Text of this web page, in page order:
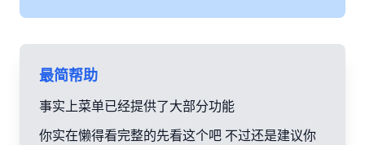
最简帮助
事实上菜单已经提供了大部分功能
你实在懒得看完整的先看这个吧 不过还是建议你